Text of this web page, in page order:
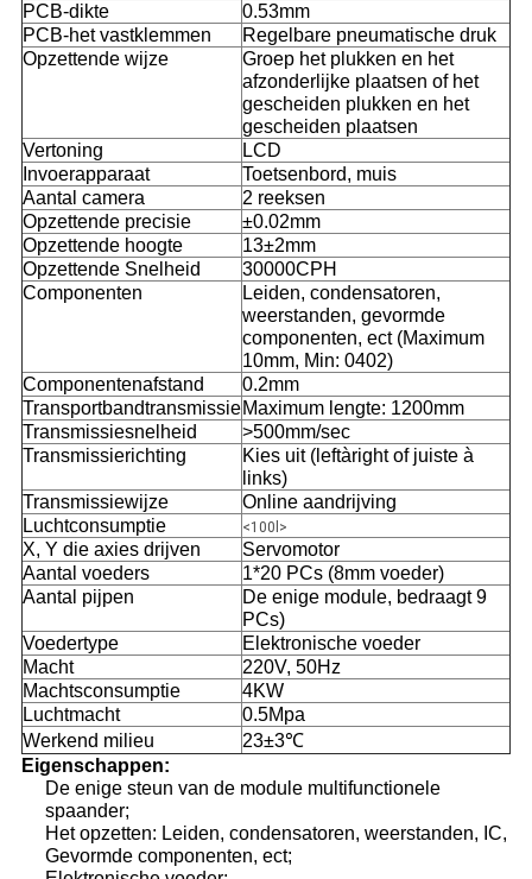
PCB-dikte
0.53mm
PCB-het vastklemmen
Regelbare pneumatische druk
Opzettende wijze
Groep het plukken en het
afzonderlijke plaatsen of het
gescheiden plukken en het
gescheiden plaatsen
Vertoning
LCD
Invoerapparaat
Toetsenbord, muis
Aantal camera
2 reeksen
Opzettende precisie
±0.02mm
Opzettende hoogte
13±2mm
Opzettende Snelheid
30000CPH
Componenten
Leiden, condensatoren,
weerstanden, gevormde
componenten, ect (Maximum
10mm, Min: 0402)
Componentenafstand
0.2mm
TransportbandtransmissieMaximum lengte: 1200mm
Transmissiesnelheid
>500mm/sec
Transmissierichting
Kies uit (leftàright of juiste à
links)
Transmissiewijze
Online aandrijving
Luchtconsumptie
<100l>
X, Y die axies drijven
Servomotor
Aantal voeders
1*20 PCs (8mm voeder)
Aantal pijpen
De enige module, bedraagt 9
PCs)
Voedertype
Elektronische voeder
Macht
220V, 50Hz
Machtsconsumptie
4KW
Luchtmacht
0.5Mpa
Werkend milieu
23±3℃
Eigenschappen:
De enige steun van de module multifunctionele
spaander;
Het opzetten: Leiden, condensatoren, weerstanden, IC,
Gevormde componenten, ect;